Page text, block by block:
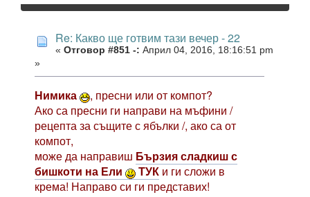
Re: Какво ще готвим тази вечер - 22
« Отговор #851 -: Април 04, 2016, 18:16:51 pm
»
Нимика
, пресни или от компот?
Ако са пресни ги направи на мъфини /
рецепта за същите с ябълки /, ако са от
компот,
може да направиш Бързия сладкиш с
бишкоти на Ели
ТУК и ги сложи в
крема! Направо си ги представих!